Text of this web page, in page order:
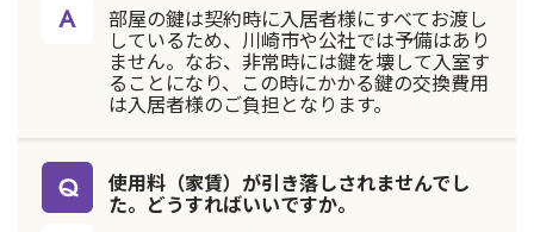
部屋の鍵は契約時に入居者様にすべてお渡し
しているため、川崎市や公社では予備はあり
ません。なお、非常時には鍵を壊して入室す
ることになり、この時にかかる鍵の交換費用
は入居者様のご負担となります。
使用料（家賃）が引き落しされませんでし
た。どうすればいいですか。